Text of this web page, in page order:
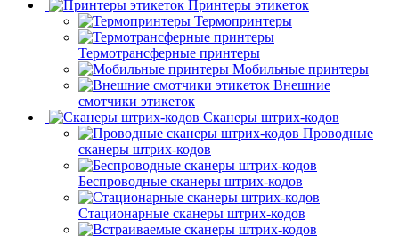
Принтеры этикеток
Термопринтеры
Термотрансферные принтеры
Мобильные принтеры
Внешние
смотчики этикеток
Сканеры штрих-кодов
Проводные
сканеры штрих-кодов
Беспроводные сканеры штрих-кодов
Стационарные сканеры штрих-кодов